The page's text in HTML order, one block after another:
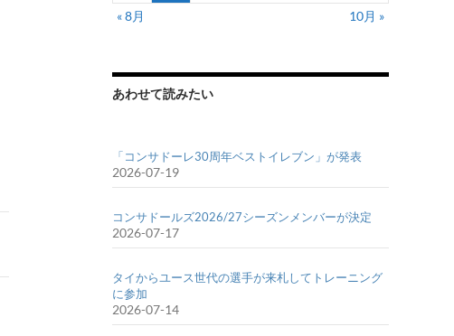
« 8月
10月 »
あわせて読みたい
「コンサドーレ30周年ベストイレブン」が発表
2026-07-19
コンサドールズ2026/27シーズンメンバーが決定
2026-07-17
タイからユース世代の選手が来札してトレーニング
に参加
2026-07-14